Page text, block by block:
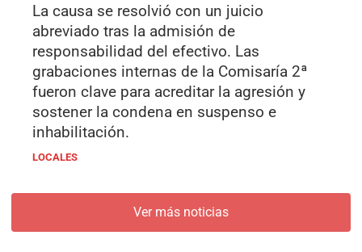
La causa se resolvió con un juicio
abreviado tras la admisión de
responsabilidad del efectivo. Las
grabaciones internas de la Comisaría 2ª
fueron clave para acreditar la agresión y
sostener la condena en suspenso e
inhabilitación.
LOCALES
Ver más noticias